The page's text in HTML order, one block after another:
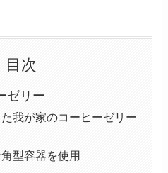
目次
ゼリー
我が家のコーヒーゼリー
型容器を使用